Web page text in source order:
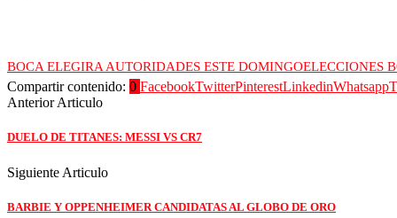
BOCA ELEGIRA AUTORIDADES ESTE DOMINGOELECCIONES
Compartir contenido: 0 FacebookTwitterPinterestLinkedinWhatsapp
Anterior Articulo
DUELO DE TITANES: MESSI VS CR7
Siguiente Articulo
BARBIE Y OPPENHEIMER CANDIDATAS AL GLOBO DE ORO